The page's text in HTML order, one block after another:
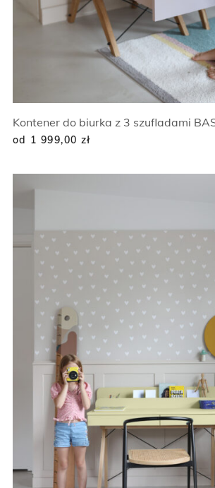
Kontener do biurka z 3 szufladami
od 1 999,00 zł